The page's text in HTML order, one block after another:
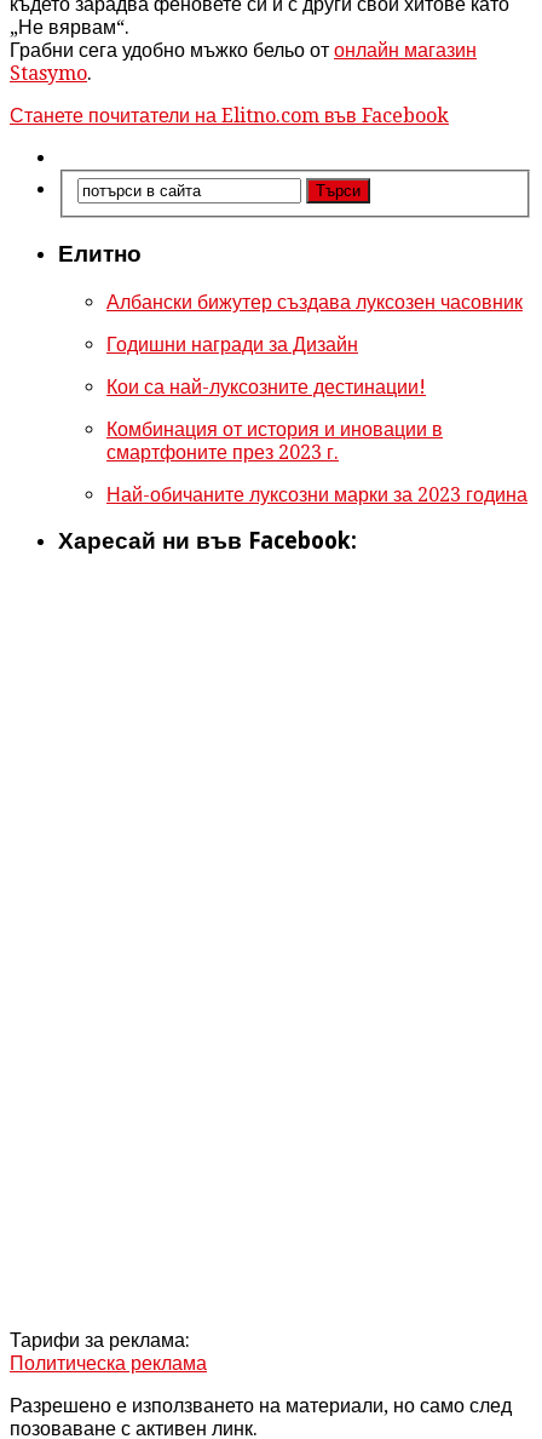
„Не вярвам“.
Грабни сега удобно мъжко бельо от онлайн магазин
Stasymo.
Станете почитатели на Elitno.com във Facebook
Елитно
Албански бижутер създава луксозен часовник
Годишни награди за Дизайн
Кои са най-луксозните дестинации!
Комбинация от история и иновации в
смартфоните през 2023 г.
Най-обичаните луксозни марки за 2023 година
Харесай ни във Facebook:
Тарифи за реклама:
Политическа реклама
Разрешено е използването на материали, но само след
позоваване с активен линк.